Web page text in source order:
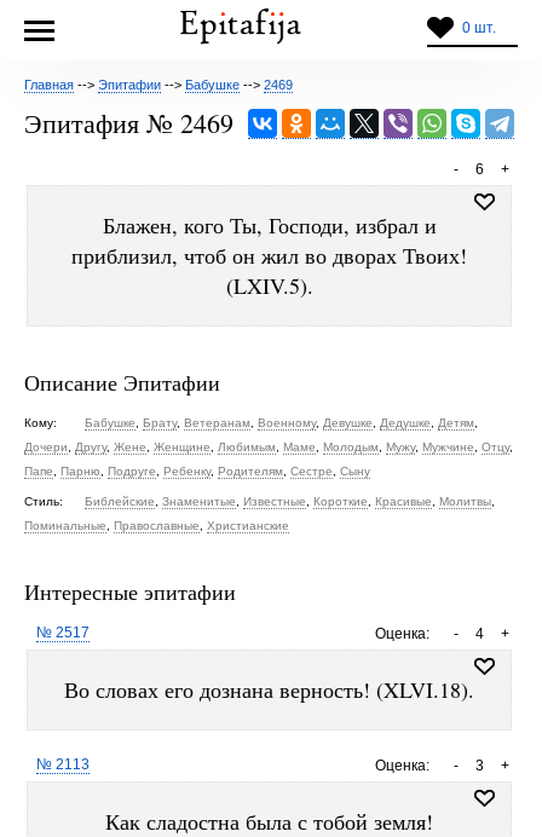
0 шт.
Главная --> Эпитафии --> Бабушке --> 2469
Эпитафия № 2469
+
6
-
Блажен, кого Ты, Господи, избрал и
приблизил, чтоб он жил во дворах Твоих!
(LXIV.5).
Описание Эпитафии
Кому: Бабушке Брату, Ветеранам Военному, Девушке Дедушке Детям
Дочери
Другу, Жене Женщине Любимым Маме Молодым Мужу, Мужчине Отцу,
Папе
Парню Подруге Ребенку, Родителям Сестре Сыну
Стиль: Библейские Знаменитые Известные Короткие Красивые Молитвы
Поминальные
Православные Христианские
Интересные эпитафии
Оценка: +
4
-
№ 2517
Во словах его дознана верность! (XLVI.18).
Оценка: +
3
-
№ 2113
Как сладостна была с тобой земля!